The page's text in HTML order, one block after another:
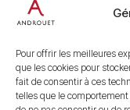
Pour offrir les meilleures
que les cookies pour
fait de consentir à ces
telles que le
L’ART DU FROMAGE
Nous suivre
@maisonandrouet